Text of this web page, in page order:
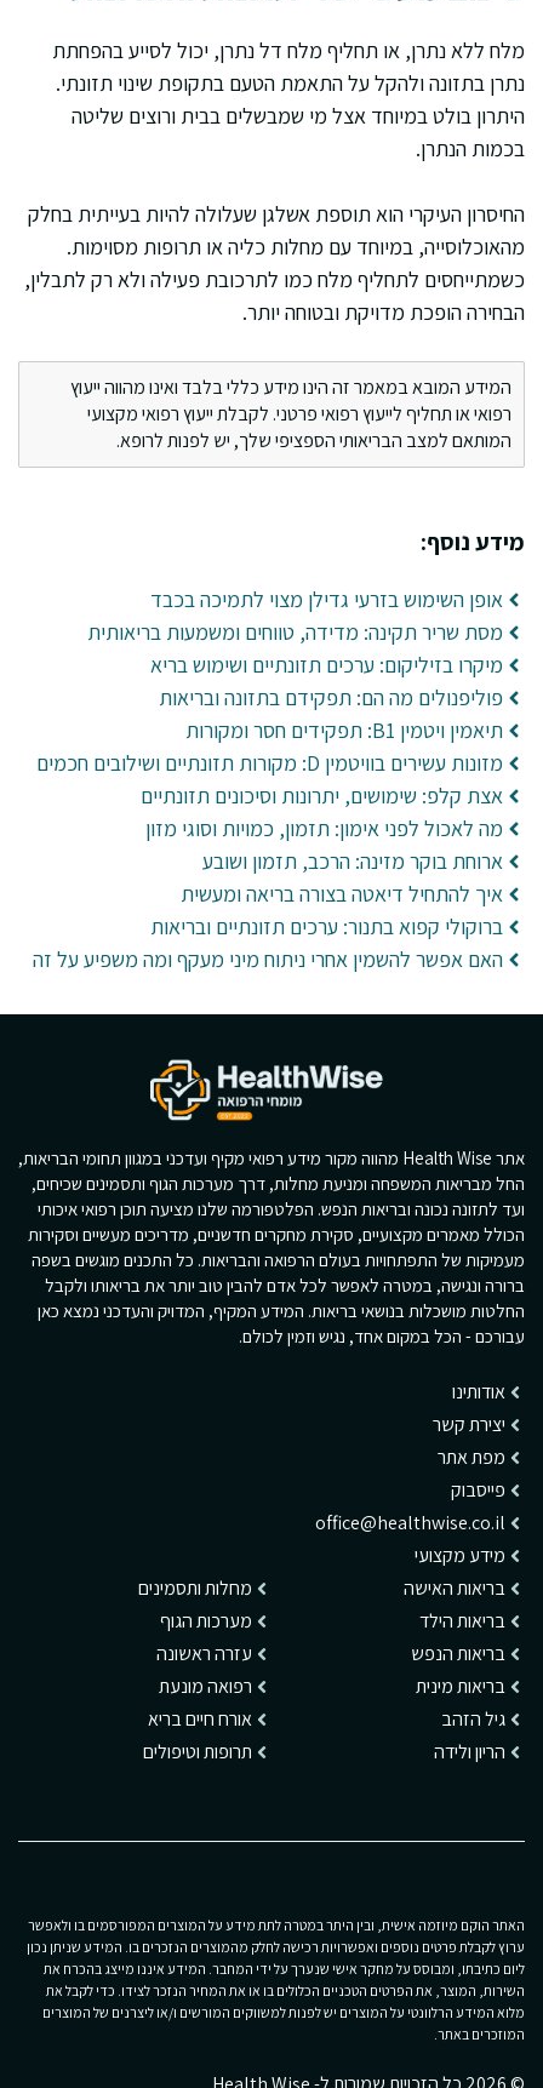
מלח ללא נתרן, או תחליף מלח דל נתרן, יכול לסייע בהפחתת
נתרן בתזונה ולהקל על התאמת הטעם בתקופת שינוי תזונתי.
היתרון בולט במיוחד אצל מי שמבשלים בבית ורוצים שליטה
בכמות הנתרן.
החיסרון העיקרי הוא תוספת אשלגן שעלולה להיות בעייתית בחלק
מהאוכלוסייה, במיוחד עם מחלות כליה או תרופות מסוימות.
כשמתייחסים לתחליף מלח כמו לתרכובת פעילה ולא רק לתבלין,
הבחירה הופכת מדויקת ובטוחה יותר.
המידע המובא במאמר זה הינו מידע כללי בלבד ואינו מהווה ייעוץ
רפואי או תחליף לייעוץ רפואי פרטני. לקבלת ייעוץ רפואי מקצועי
המותאם למצב הבריאותי הספציפי שלך, יש לפנות לרופא.
מידע נוסף:
אופן השימוש בזרעי גדילן מצוי לתמיכה בכבד
מסת שריר תקינה: מדידה, טווחים ומשמעות בריאותית
מיקרו בזיליקום: ערכים תזונתיים ושימוש בריא
פוליפנולים מה הם: תפקידם בתזונה ובריאות
תיאמין ויטמין B1: תפקידים חסר ומקורות
מזונות עשירים בוויטמין D: מקורות תזונתיים ושילובים חכמים
אצת קלפ: שימושים, יתרונות וסיכונים תזונתיים
מה לאכול לפני אימון: תזמון, כמויות וסוגי מזון
ארוחת בוקר מזינה: הרכב, תזמון ושובע
איך להתחיל דיאטה בצורה בריאה ומעשית
ברוקולי קפוא בתנור: ערכים תזונתיים ובריאות
האם אפשר להשמין אחרי ניתוח מיני מעקף ומה משפיע על זה
אתר Health Wise מהווה מקור מידע רפואי מקיף ועדכני במגוון תחומי הבריאות,
החל מבריאות המשפחה ומניעת מחלות, דרך מערכות הגוף ותסמינים שכיחים,
ועד לתזונה נכונה ובריאות הנפש. הפלטפורמה שלנו מציעה תוכן רפואי איכותי
הכולל מאמרים מקצועיים, סקירת מחקרים חדשניים, מדריכים מעשיים וסקירות
מעמיקות של התפתחויות בעולם הרפואה והבריאות. כל התכנים מוגשים בשפה
ברורה ונגישה, במטרה לאפשר לכל אדם להבין טוב יותר את בריאותו ולקבל
החלטות מושכלות בנושאי בריאות. המידע המקיף, המדויק והעדכני נמצא כאן
עבורכם - הכל במקום אחד, נגיש וזמין לכולם.
אודותינו
יצירת קשר
מפת אתר
פייסבוק
office@healthwise.co.il
מידע מקצועי
בריאות האישה
בריאות הילד
בריאות הנפש
בריאות מינית
גיל הזהב
הריון ולידה
מחלות ותסמינים
מערכות הגוף
עזרה ראשונה
רפואה מונעת
אורח חיים בריא
תרופות וטיפולים
האתר הוקם מיוזמה אישית, ובין היתר במטרה לתת מידע על המוצרים המפורסמים בו ולאפשר
ערוץ לקבלת פרטים נוספים ואפשרויות רכישה לחלק מהמוצרים הנזכרים בו. המידע שניתן נכון
ליום כתיבתו, ומבוסס על מחקר אישי שנערך על ידי המחבר. המידע איננו מייצג בהכרח את
השירות, המוצר, את הפרטים הטכניים הכלולים בו או את המחיר הנזכר לצידו. כדי לקבל את
מלוא המידע הרלוונטי על המוצרים יש לפנות למשווקים המורשים ו/או ליצרנים של המוצרים
המוזכרים באתר.